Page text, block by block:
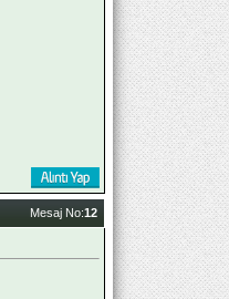
Mesaj No:12